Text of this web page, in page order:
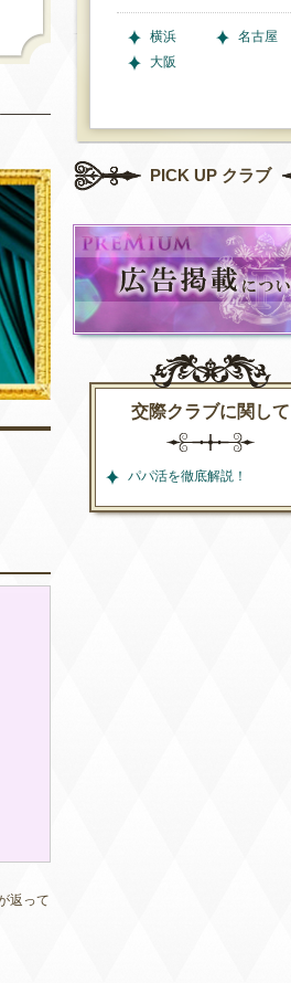
返って
横浜
名古屋
大阪
PICK UP クラブ
交際クラブに関して
パパ活を徹底解説！